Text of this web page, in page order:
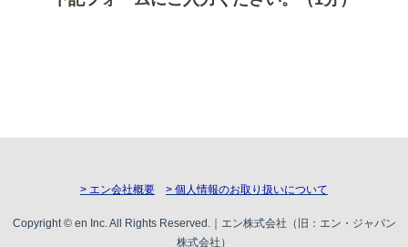
> エン会社概要 > 個人情報のお取り扱いについて
Copyright © en Inc. All Rights Reserved.｜エン株式会社（旧：エン・ジャパン
株式会社）